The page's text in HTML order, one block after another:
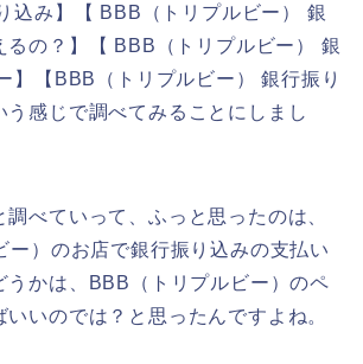
込み】【 BBB（トリプルビー） 銀
の？】【 BBB（トリプルビー） 銀
】【BBB（トリプルビー） 銀行振り
感じで調べてみることにしまし
べていって、ふっと思ったのは、
ー）のお店で銀行振り込みの支払い
うかは、BBB（トリプルビー）のペ
いのでは？と思ったんですよね。